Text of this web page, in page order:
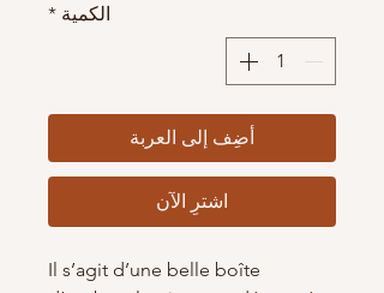
الكمية *
أضِف إلى العربة
اشترِ الآن
Il s’agit d’une belle boîte